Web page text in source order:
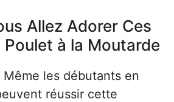
Allez Adorer Ces
Poulet à la Moutarde
Même les débutants en
réussir cette